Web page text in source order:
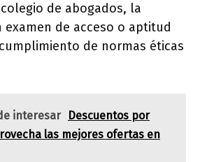
de abogados, la
examen de acceso o aptitud
de normas éticas
interesar
Descuentos por
las mejores ofertas en